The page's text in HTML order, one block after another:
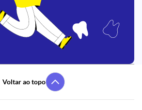
Voltar ao topo